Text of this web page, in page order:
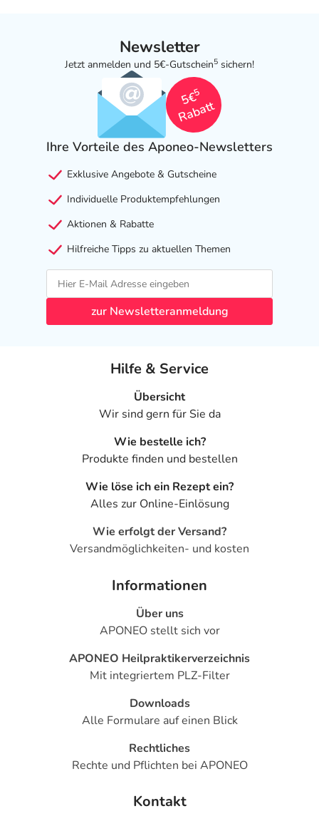
Newsletter
Jetzt anmelden und 5€-Gutschein5 sichern!
5€
5
Rabatt
Ihre Vorteile des Aponeo-Newsletters
Exklusive Angebote & Gutscheine
Individuelle Produktempfehlungen
Aktionen & Rabatte
Hilfreiche Tipps zu aktuellen Themen
zur Newsletteranmeldung
Hilfe & Service
Übersicht
Wir sind gern für Sie da
Wie bestelle ich?
Produkte finden und bestellen
Wie löse ich ein Rezept ein?
Alles zur Online-Einlösung
Wie erfolgt der Versand?
Versandmöglichkeiten- und kosten
Informationen
Über uns
APONEO stellt sich vor
APONEO Heilpraktikerverzeichnis
Mit integriertem PLZ-Filter
Downloads
Alle Formulare auf einen Blick
Rechtliches
Rechte und Pflichten bei APONEO
Kontakt